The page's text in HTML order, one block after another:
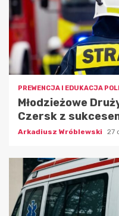
PREWENCJA I EDUKACJA
Młodzieżowe
Czersk z
Arkadiusz Wróblewski 27